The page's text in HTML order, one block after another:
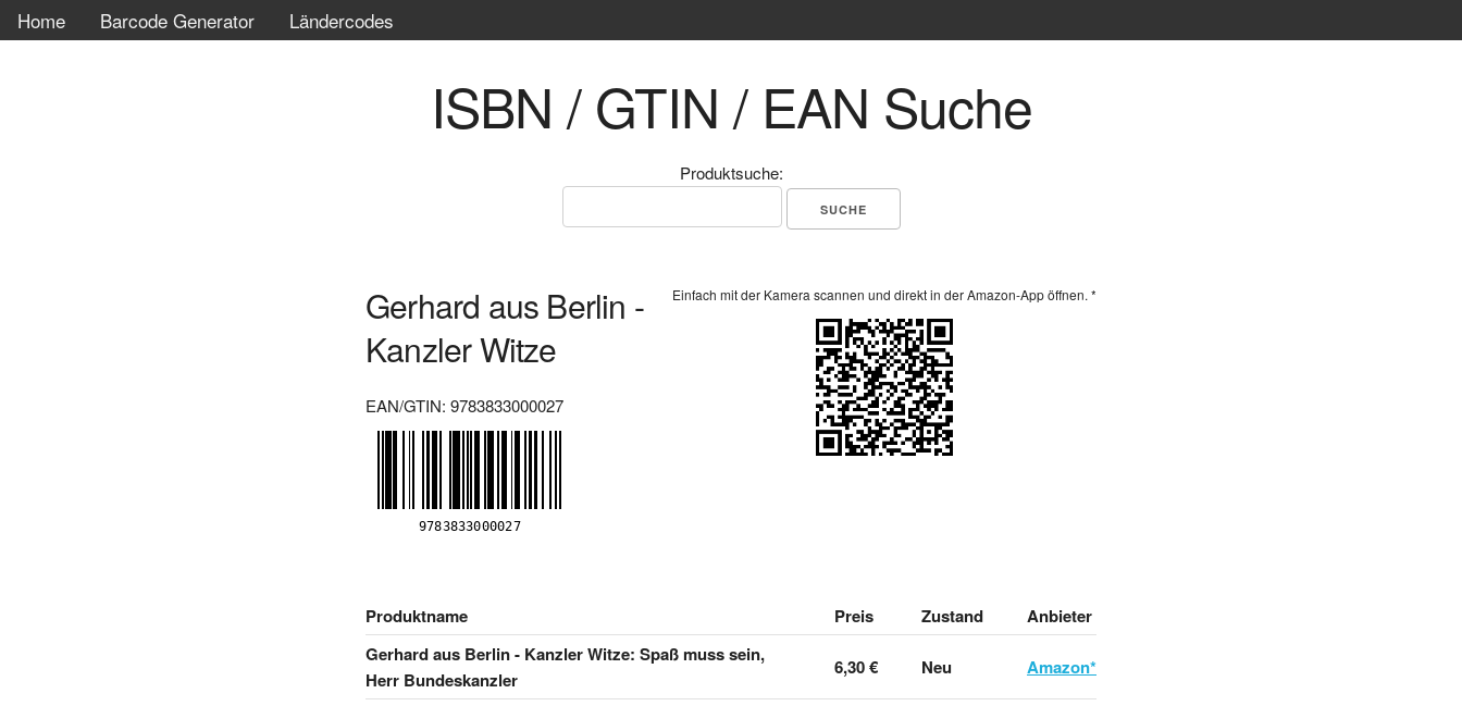
Home Barcode Generator Ländercodes
ISBN / GTIN / EAN Suche
Produktsuche:
Gerhard aus Berlin -
Kanzler Witze
EAN/GTIN: 9783833000027
Einfach mit der Kamera scannen und direkt in der Amazon-App öffnen. *
Produktname Preis Zustand
Anbieter
Gerhard aus Berlin - Kanzler Witze: Spaß muss sein,
Herr Bundeskanzler
6,30 € Neu Amazon*